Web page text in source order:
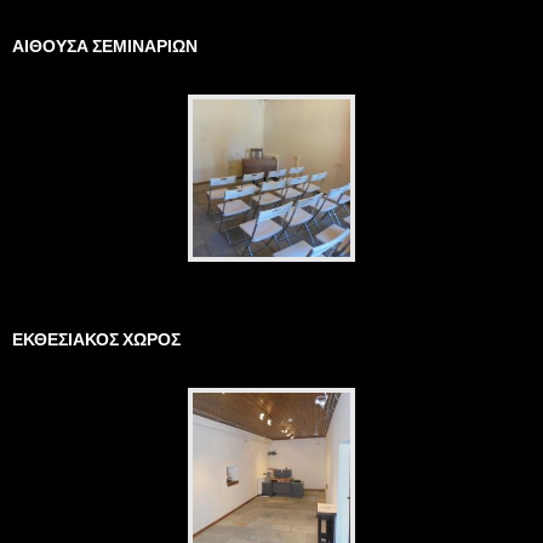
ΑΙΘΟΥΣΑ ΣΕΜΙΝΑΡΙΩΝ
ΕΚΘΕΣΙΑΚΟΣ ΧΩΡΟΣ